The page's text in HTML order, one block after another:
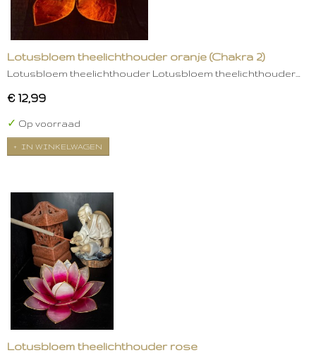
Lotusbloem theelichthouder oranje (Chakra 2)
Lotusbloem theelichthouder Lotusbloem theelichthouder…
€ 12,99
✓ Op voorraad
IN WINKELWAGEN
Lotusbloem theelichthouder rose